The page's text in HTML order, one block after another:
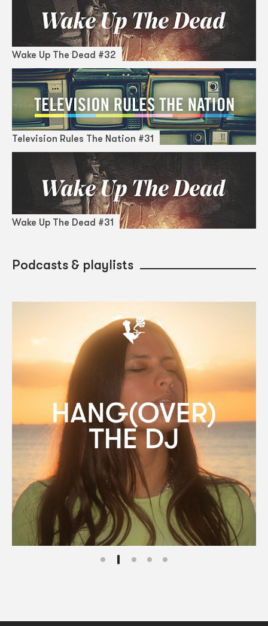
Wake Up The Dead #32
Television Rules The Nation #31
Wake Up The Dead #31
Podcasts & playlists